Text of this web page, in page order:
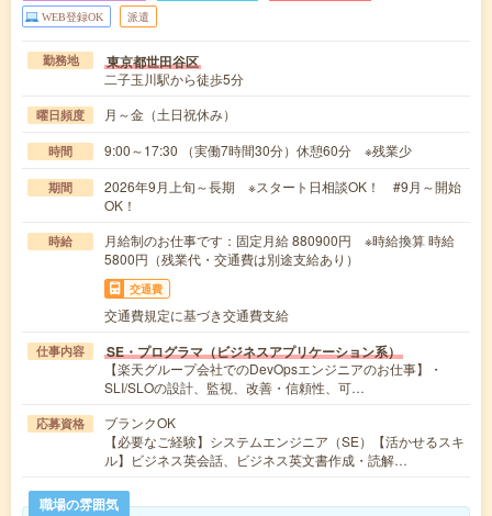
WEB登録OK 派遣
勤務地 東京都世田谷区
二子玉川駅から徒歩5分
曜日頻度 月～金（土日祝休み）
時間 9:00～17:30 （実働7時間30分）休憩60分 ※残業少
期間
2026年9月上旬～長期 ※スタート日相談OK！ #9月～開始
OK！
時給
月給制のお仕事です：固定月給 880900円 ※時給換算 時給
5800円（残業代・交通費は別途支給あり）
交通費
交通費規定に基づき交通費支給
仕事内容 SE・プログラマ（ビジネスアプリケーション系）
【楽天グループ会社でのDevOpsエンジニアのお仕事】・
SLI/SLOの設計、監視、改善・信頼性、可…
応募資格
ブランクOK
【必要なご経験】システムエンジニア（SE）【活かせるスキ
ル】ビジネス英会話、ビジネス英文書作成・読解…
職場の雰囲気